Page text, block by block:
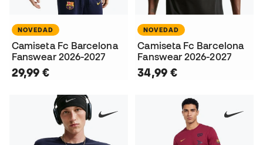
NOVEDAD
Camiseta Fc Barcelona
Fanswear 2026-2027
29,99 €
NOVEDAD
Camiseta Fc Barcelona
Fanswear 2026-2027
34,99 €